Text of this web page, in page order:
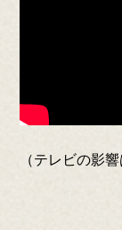
（テレビの影